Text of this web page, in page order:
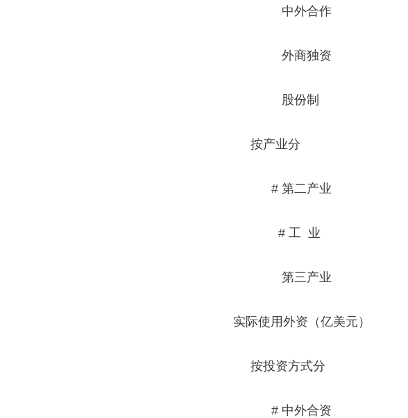
中外合作
外商独资
股份制
按产业分
# 第二产业
# 工 业
第三产业
实际使用外资（亿美元）
按投资方式分
# 中外合资